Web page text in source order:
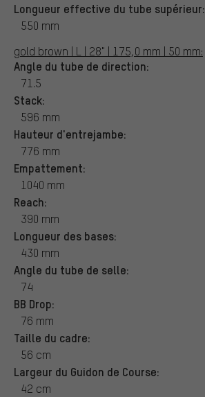
Longueur effective du tube supérieur:
550 mm
gold brown | L | 28" | 175,0 mm | 50 mm:
Angle du tube de direction:
71.5
Stack:
596 mm
Hauteur d'entrejambe:
776 mm
Empattement:
1040 mm
Reach:
390 mm
Longueur des bases:
430 mm
Angle du tube de selle:
74
BB Drop:
76 mm
Taille du cadre:
56 cm
Largeur du Guidon de Course:
42 cm